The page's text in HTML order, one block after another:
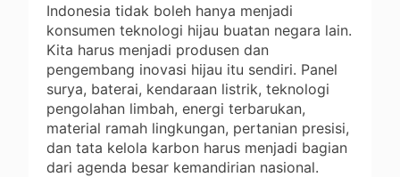
Indonesia tidak boleh hanya menjadi
konsumen teknologi hijau buatan negara lain.
Kita harus menjadi produsen dan
pengembang inovasi hijau itu sendiri. Panel
surya, baterai, kendaraan listrik, teknologi
pengolahan limbah, energi terbarukan,
material ramah lingkungan, pertanian presisi,
dan tata kelola karbon harus menjadi bagian
dari agenda besar kemandirian nasional.